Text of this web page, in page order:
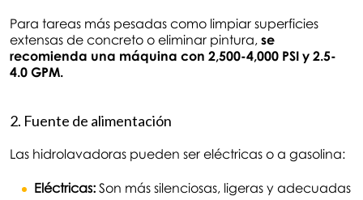
Para tareas más pesadas como limpiar superficies
extensas de concreto o eliminar pintura, se
recomienda una máquina con 2,500-4,000 PSI y 2.5-
4.0 GPM.
2. Fuente de alimentación
Las hidrolavadoras pueden ser eléctricas o a gasolina:
Eléctricas: Son más silenciosas, ligeras y adecuadas